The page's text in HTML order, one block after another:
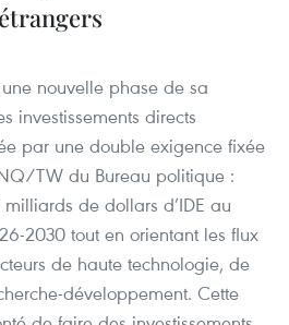
nouvelle phase de sa
investissements directs
par une double exigence fixée
TW du Bureau politique :
de dollars d’IDE au
2030 tout en orientant les flux
de haute technologie, de
développement. Cette